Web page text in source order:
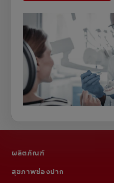
ผลิตภัณฑ์
สุขภาพช่องปาก